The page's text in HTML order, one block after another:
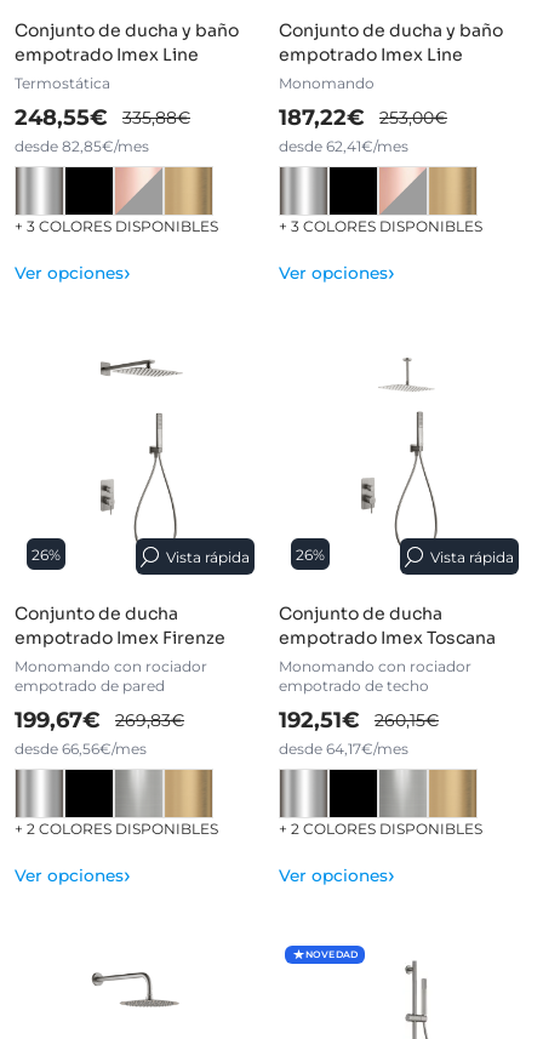
Conjunto de ducha y baño
empotrado Imex Line
Termostática
248,55€ 335,88€
desde 82,85€/mes
+ 3 COLORES DISPONIBLES
Ver opciones›
Conjunto de ducha y baño
empotrado Imex Line
Monomando
187,22€ 253,00€
desde 62,41€/mes
+ 3 COLORES DISPONIBLES
Ver opciones›
26% Vista rápida
Conjunto de ducha
empotrado Imex Firenze
Monomando con rociador
empotrado de pared
199,67€ 269,83€
desde 66,56€/mes
+ 2 COLORES DISPONIBLES
Ver opciones›
26% Vista rápida
Conjunto de ducha
empotrado Imex Toscana
Monomando con rociador
empotrado de techo
192,51€ 260,15€
desde 64,17€/mes
+ 2 COLORES DISPONIBLES
Ver opciones›
NOVEDAD